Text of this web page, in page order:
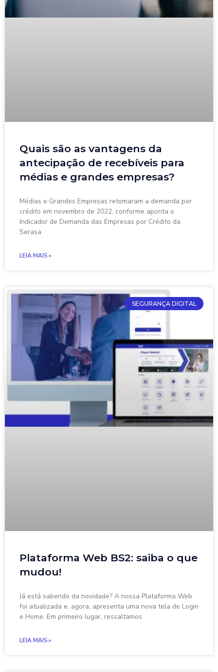
Quais são as vantagens da
antecipação de recebíveis para
médias e grandes empresas?
Médias e Grandes Empresas retomaram a demanda por
crédito em novembro de 2022, conforme aponta o
Indicador de Demanda das Empresas por Crédito da
Serasa
LEIA MAIS »
SEGURANÇA DIGITAL
Plataforma Web BS2: saiba o que
mudou!
Já está sabendo da novidade? A nossa Plataforma Web
foi atualizada e, agora, apresenta uma nova tela de Login
e Home. Em primeiro lugar, ressaltamos
LEIA MAIS »